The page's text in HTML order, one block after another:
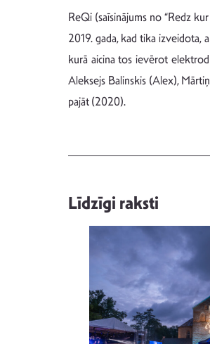
ReQi (saīsinājums no “Redz
2019. gada, kad tika izveidota,
kurā aicina tos ievērot
Aleksejs Balinskis (Alex),
pajāt (2020).
Līdzīgi raksti